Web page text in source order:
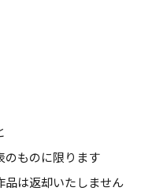
のものに限ります
品は返却いたしません